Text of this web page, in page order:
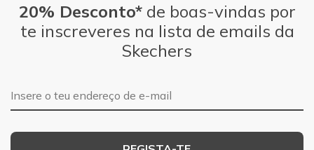
20% Desconto*de boas-vindas por
te inscreveres na lista de emails da
Skechers
Endereço de e-mail